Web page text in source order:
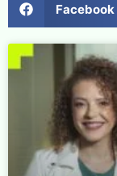
Facebook